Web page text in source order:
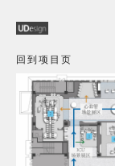
回到项目页